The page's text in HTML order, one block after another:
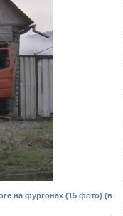
на фургонах (15 фото) (в